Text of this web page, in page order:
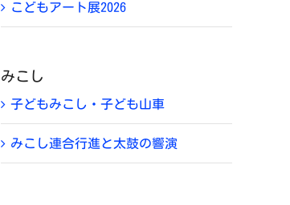
こどもアート展2026
みこし
子どもみこし・子ども山車
みこし連合行進と太鼓の響演